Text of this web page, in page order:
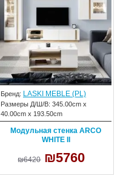
Бренд: LASKI MEBLE (PL)
Размеры Д/Ш/В: 345.00cm x
40.00cm x 193.50cm
Модульная стенка ARCO
WHITE II
₪6420 ₪5760